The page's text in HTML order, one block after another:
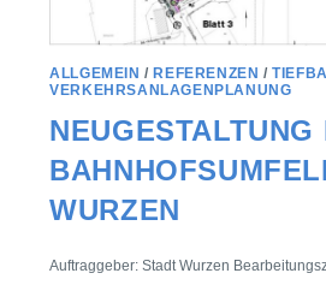
ALLGEMEIN / REFERENZEN /
VERKEHRSANLAGENPLANUNG
NEUGESTALTUNG
WURZEN
Auftraggeber: Stadt Wurzen